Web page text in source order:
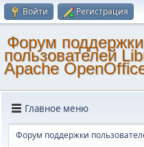
Войти Регистрация
Форум поддержки
пользователей
Apache
Главное меню
Форум поддержки